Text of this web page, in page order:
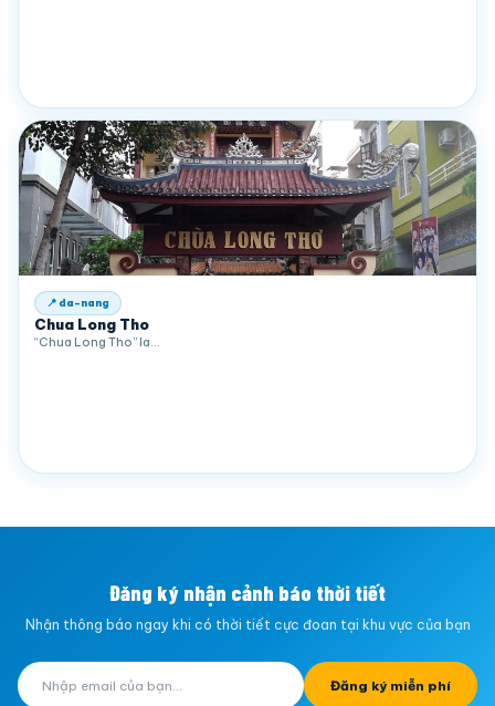
📍 da-nang
Chua Long Tho
“Chua Long Tho” la…
Đăng ký nhận cảnh báo thời tiết
Nhận thông báo ngay khi có thời tiết cực đoan tại khu vực của bạn
Đăng ký miễn phí